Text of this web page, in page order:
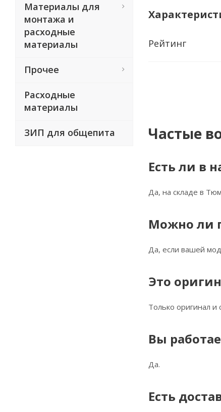
Рейтинг
Частые
Есть ли в
Да, на складе в
Можно ли
Да, если вашей
Это
Только оригинал
Вы
Да.
Есть
Материалы для
монтажа и
расходные
материалы
Прочее
Расходные
материалы
ЗИП для общепита